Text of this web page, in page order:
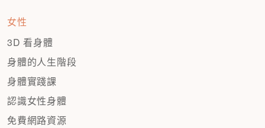
女性
3D 看身體
身體的人生階段
身體實踐課
認識女性身體
免費網路資源